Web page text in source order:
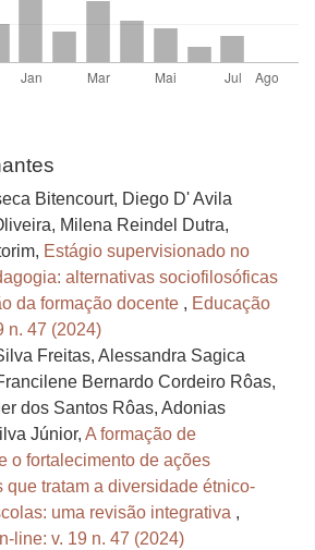
Bitencourt, Diego D' Avila
Milena Reindel Dutra,
Estágio supervisionado no
alternativas sociofilosóficas
da formação docente , Educação
n. 47 (2024)
Freitas, Alessandra Sagica
Bernardo Cordeiro Rôas,
dos Santos Rôas, Adonias
Júnior, A formação de
o fortalecimento de ações
que tratam a diversidade étnico-
uma revisão integrativa ,
line: v. 19 n. 47 (2024)